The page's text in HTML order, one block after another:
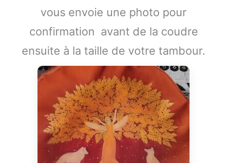
vous envoie une photo pour
confirmation avant de la coudre
ensuite à la taille de votre tambour.